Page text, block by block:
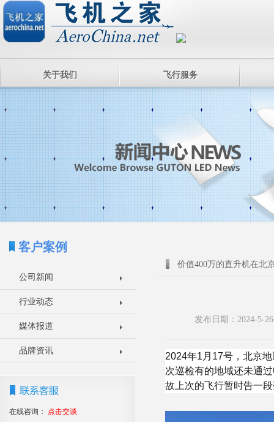
关于我们 飞行服务
客户案例
公司新闻
行业动态
媒体报道
品牌资讯
在线咨询：
点击交谈
价值400万的直升机在北
发布日期：2024-5-
2024年1月17号，北京
次巡检有的地域还未通
故上次的飞行暂时告一